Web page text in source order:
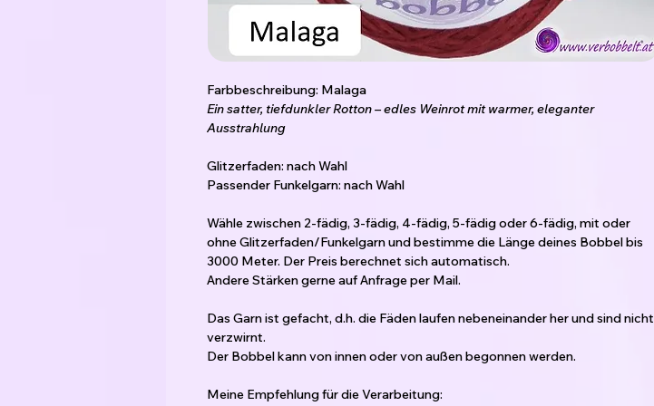
Farbbeschreibung: Malaga
Ein satter, tiefdunkler Rotton – edles Weinrot mit warmer, eleganter
Ausstrahlung
Glitzerfaden: nach Wahl
Passender Funkelgarn: nach Wahl
Wähle zwischen 2-fädig, 3-fädig, 4-fädig, 5-fädig oder 6-fädig, mit oder
ohne Glitzerfaden/Funkelgarn und bestimme die Länge deines Bobbel bis
3000 Meter. Der Preis berechnet sich automatisch.
Andere Stärken gerne auf Anfrage per Mail.
Das Garn ist gefacht, d.h. die Fäden laufen nebeneinander her und sind nicht
verzwirnt.
Der Bobbel kann von innen oder von außen begonnen werden.
Meine Empfehlung für die Verarbeitung: